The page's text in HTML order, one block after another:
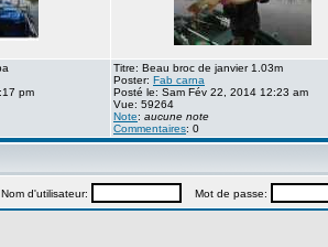
pm
Titre: Beau broc de janvier 1.03m
Poster: Fab carna
Posté le: Sam Fév 22, 2014 12:23 am
Vue: 59264
Note: aucune note
Commentaires: 0
Nom d'utilisateur: Mot de passe: